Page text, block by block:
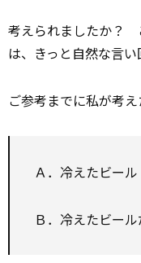
考えられましたか？
は、きっと自然な言い
ご参考までに私が考え
Ａ．冷えたビール
Ｂ．冷えたビール